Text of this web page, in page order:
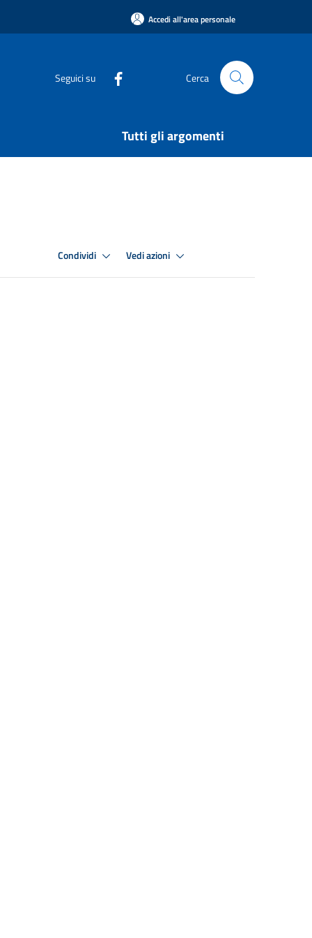
Accedi all'area personale
Seguici su Cerca
Tutti gli argomenti
Condividi Vedi azioni